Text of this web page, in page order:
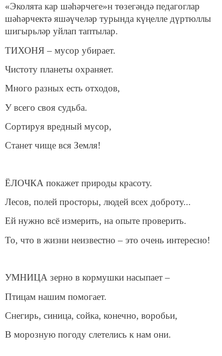
«Эколята кар шәһәрчеге»н төзегәндә педагоглар
шәһәрчектә яшәүчеләр турында күңелле дүртюллы
шигырьләр уйлап таптылар.
ТИХОНЯ – мусор убирает.
Чистоту планеты охраняет.
Много разных есть отходов,
У всего своя судьба.
Сортируя вредный мусор,
Станет чище вся Земля!
ЁЛОЧКА покажет природы красоту.
Лесов, полей просторы, людей всех доброту...
Ей нужно всё измерить, на опыте проверить.
То, что в жизни неизвестно – это очень интересно!
УМНИЦА зерно в кормушки насыпает –
Птицам нашим помогает.
Снегирь, синица, сойка, конечно, воробьи,
В морозную погоду слетелись к нам они.